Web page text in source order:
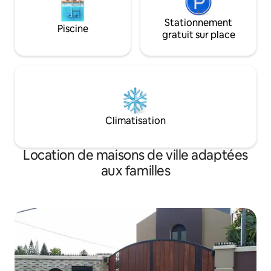
Piscine
Stationnement
gratuit sur place
Climatisation
Location de maisons de ville adaptées
aux familles